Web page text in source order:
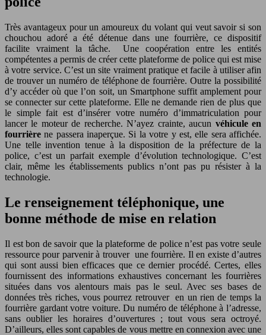
Très avantageux pour un amoureux du volant qui veut savoir si son
chouchou adoré a été détenue dans une fourrière, ce dispositif
facilite vraiment la tâche. Une coopération entre les entités
compétentes a permis de créer cette plateforme de police qui est mise
à votre service. C’est un site vraiment pratique et facile à utiliser afin
de trouver un numéro de téléphone de fourrière. Outre la possibilité
d’y accéder où que l’on soit, un Smartphone suffit amplement pour
se connecter sur cette plateforme. Elle ne demande rien de plus que
le simple fait est d’insérer votre numéro d’immatriculation pour
lancer le moteur de recherche. N’ayez crainte, aucun véhicule en
fourrière ne passera inaperçue. Si la votre y est, elle sera affichée.
Une telle invention tenue à la disposition de la préfecture de la
police, c’est un parfait exemple d’évolution technologique. C’est
clair, même les établissements publics n’ont pas pu résister à la
technologie.
Le renseignement téléphonique, une
bonne méthode de mise en relation
Il est bon de savoir que la plateforme de police n’est pas votre seule
ressource pour parvenir à trouver une fourrière. Il en existe d’autres
qui sont aussi bien efficaces que ce dernier procédé. Certes, elles
fournissent des informations exhaustives concernant les fourrières
situées dans vos alentours mais pas le seul. Avec ses bases de
données très riches, vous pourrez retrouver en un rien de temps la
fourrière gardant votre voiture. Du numéro de téléphone à l’adresse,
sans oublier les horaires d’ouvertures ; tout vous sera octroyé.
D’ailleurs, elles sont capables de vous mettre en connexion avec une